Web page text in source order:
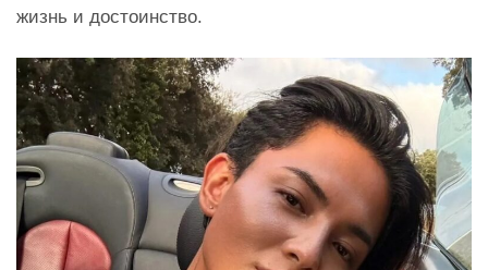
жизнь и достоинство.